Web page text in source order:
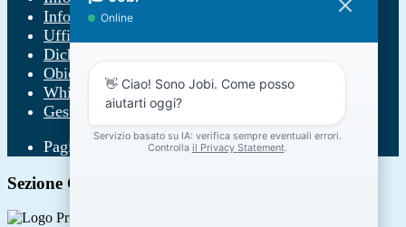
Informativa Privacy chatbot Jobi
Ufficio Relazioni con il Pubblico
Dichiarazione di accessibilità
Obiettivi di accessibilità
Whistleblowing
Gestione consensi cookie
Pagina visualizzata755 volte
Sezione Copyright